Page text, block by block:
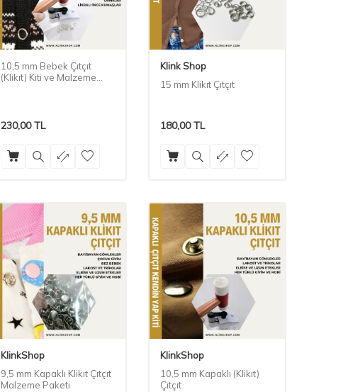
10,5 mm Bebek Çıtçıt
(Klikıt) Kiti ve Malzeme
230,00TL
Klink Shop
15 mm Klikıt Çıtçıt
180,00TL
KlinkShop
9,5 mm Kapaklı Klikıt Çıtçıt
Malzeme Paketi
KlinkShop
10,5 mm Kapaklı (Klikıt)
Çıtçıt